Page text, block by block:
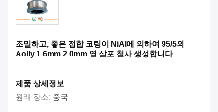
조밀하고, 좋은 접합 코팅이 NiAl에 의하여 95/5의
Aolly 1.6mm 2.0mm 열 살포 철사 생성합니다
제품 상세정보
원래 장소: 중국